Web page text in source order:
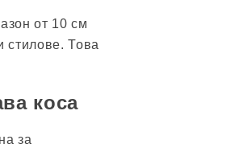
от 10 см
стилове. Това
коса
за